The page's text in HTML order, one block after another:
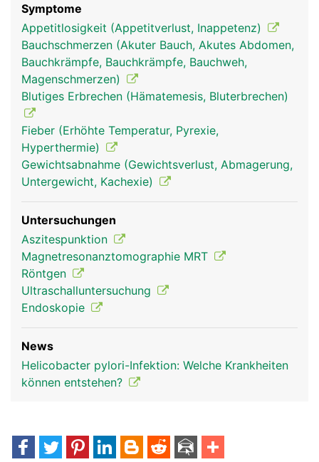
Symptome
Appetitlosigkeit (Appetitverlust, Inappetenz)
Bauchschmerzen (Akuter Bauch, Akutes Abdomen,
Bauchkrämpfe, Bauchkrämpfe, Bauchweh,
Magenschmerzen)
Blutiges Erbrechen (Hämatemesis, Bluterbrechen)
Fieber (Erhöhte Temperatur, Pyrexie,
Hyperthermie)
Gewichtsabnahme (Gewichtsverlust, Abmagerung,
Untergewicht, Kachexie)
Untersuchungen
Aszitespunktion
Magnetresonanztomographie MRT
Röntgen
Ultraschalluntersuchung
Endoskopie
News
Helicobacter pylori-Infektion: Welche Krankheiten
können entstehen?